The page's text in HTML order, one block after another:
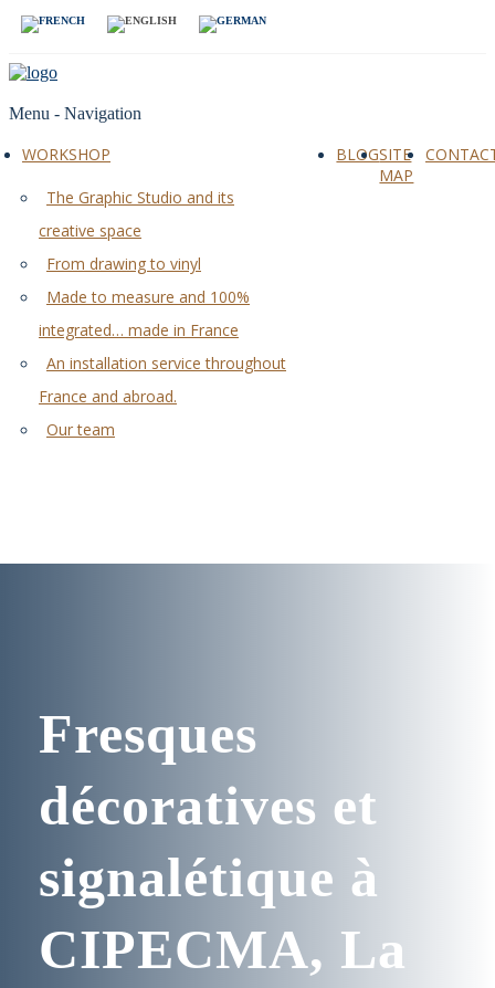
Menu - Navigation
WORKSHOP
The Graphic Studio and its
creative space
From drawing to vinyl
Made to measure and 100%
integrated… made in France
An installation service throughout
France and abroad.
Our team
BLOGSITE
MAP
Fresques
décoratives et
signalétique à
CIPECMA, La